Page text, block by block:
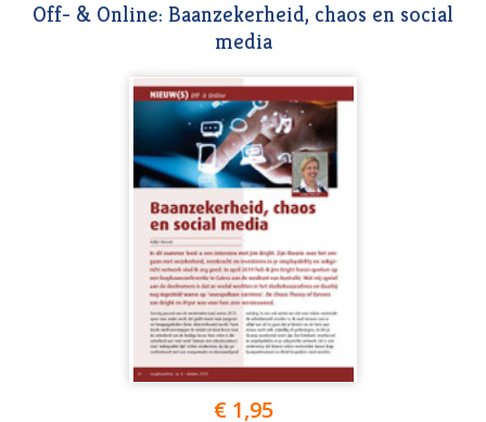
Off- & Online: Baanzekerheid, chaos en social
media
€ 1,95